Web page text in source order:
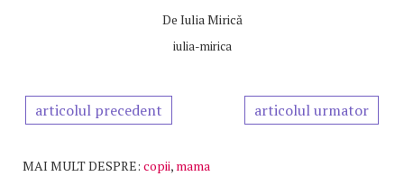
De Iulia Mirică
iulia-mirica
articolul precedent articolul urmator
MAI MULT DESPRE: copii, mama